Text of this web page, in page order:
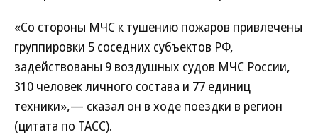
«Со стороны МЧС к тушению пожаров привлечены
группировки 5 соседних субъектов РФ,
задействованы 9 воздушных судов МЧС России,
310 человек личного состава и 77 единиц
техники»,— сказал он в ходе поездки в регион
(цитата по ТАСС).